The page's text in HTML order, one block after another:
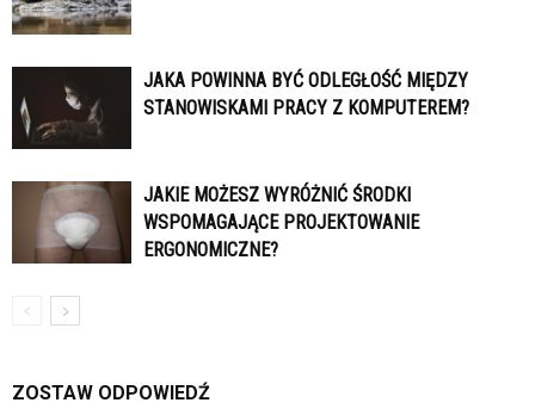
JAKA POWINNA BYĆ ODLEGŁOŚĆ MIĘDZY
STANOWISKAMI PRACY Z KOMPUTEREM?
JAKIE MOŻESZ WYRÓŻNIĆ ŚRODKI
WSPOMAGAJĄCE PROJEKTOWANIE
ERGONOMICZNE?
ZOSTAW ODPOWIEDŹ